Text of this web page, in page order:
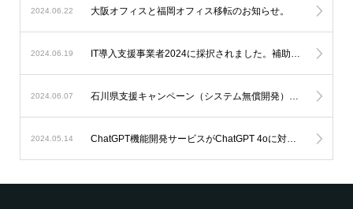
2024.06.22 大阪オフィスと福岡オフィス移転のお知らせ。
2024.06.19
2024.06.07
2024.05.14 ChatGPT機能開発サービスがChatGPT 4oに対応します。